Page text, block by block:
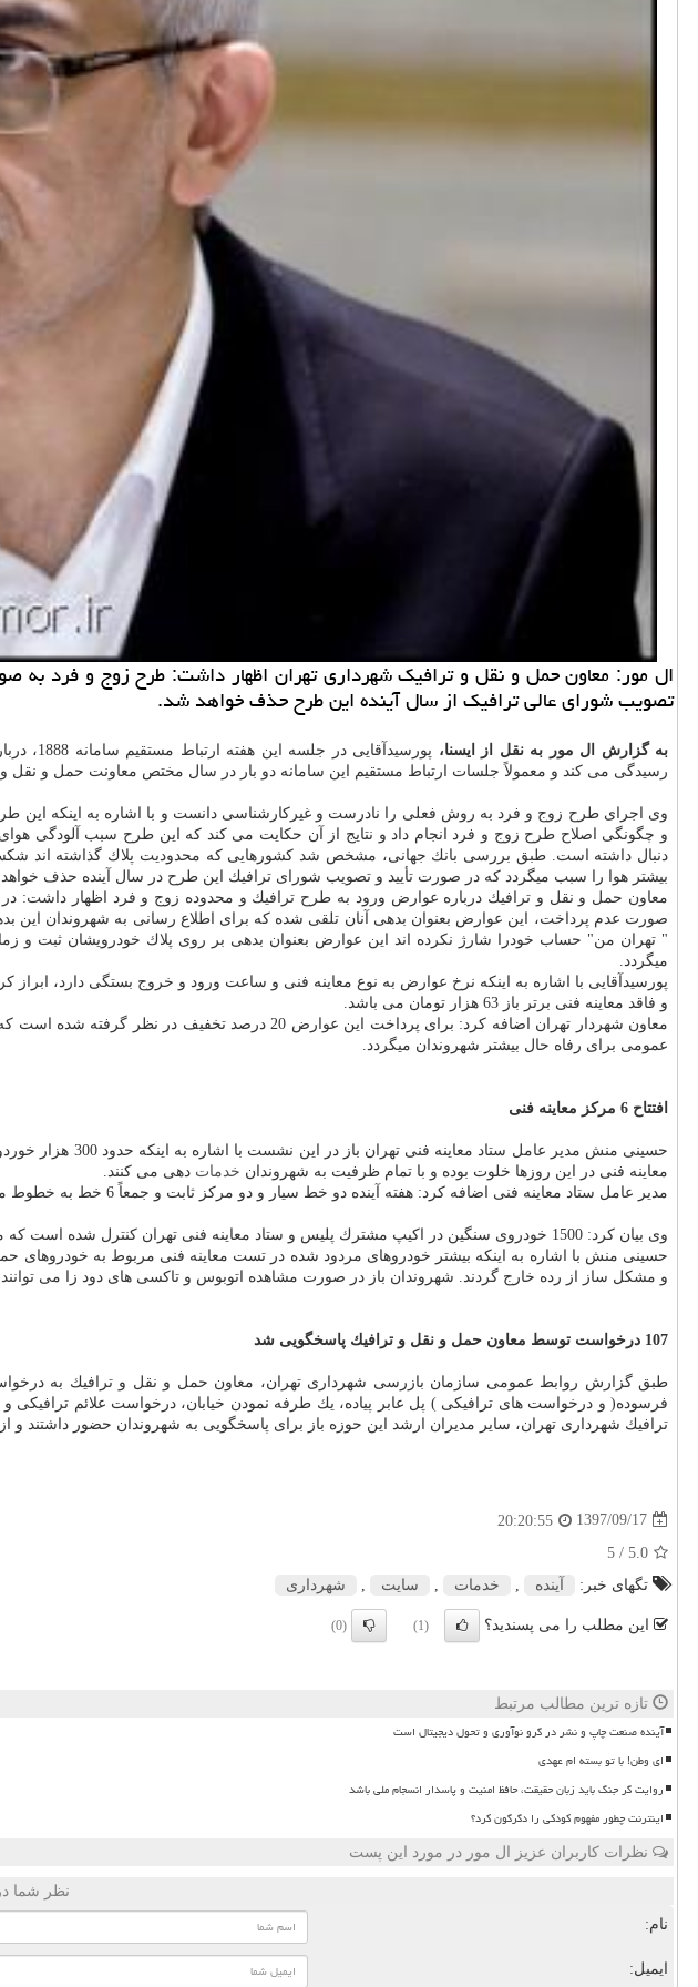
ال مور: معاون حمل و نقل و ترافیك شهرداری تهران اظهار داشت: طرح زوج و فرد
تصویب شورای عالی ترافیك از سال آینده این طرح حذف خواهد شد.
به گزارش ال مور به نقل از ایسنا،
رسیدگی می كند و معمولاً جلسات ارتباط مستقیم این سامانه دو بار در سال مختص معاونت حمل و نقل و
وی اجرای طرح زوج و فرد به روش فعلی را نادرست و غیركارشناسی دانست و با اشاره به اینكه این
و چگونگی اصلاح طرح زوج و فرد انجام داد و نتایج از آن حكایت می كند كه این طرح سبب آلودگی
دنبال داشته است. طبق بررسی بانك جهانی، مشخص شد كشورهایی كه محدودیت پلاك گذاشته اند
بیشتر هوا را سبب میگردد كه در صورت تأیید و تصویب شورای ترافیك این طرح در سال آینده حذف
معاون حمل و نقل و ترافیك درباره عوارض ورود به طرح ترافیك و محدوده زوج و فرد اظهار
صورت عدم پرداخت، این عوارض بعنوان بدهی آنان تلقی شده كه برای اطلاع رسانی به شهروندان
" تهران من" حساب خودرا شارژ نكرده اند این عوارض بعنوان بدهی بر روی پلاك خودرویشان ثبت و
میگردد.
و فاقد معاینه فنی برتر باز 63 هزار تومان می باشد.
معاون شهردار تهران اضافه كرد: برای پرداخت این
عمومی برای رفاه حال بیشتر شهروندان میگردد.
افتتاح 6 مركز معاینه فنی
معاینه فنی در این روزها خلوت بوده و با تمام ظرفیت به شهروندان خدمات دهی می كنند.
مدیر عامل ستاد معاینه فنی اضافه كرد: هفته آینده دو خط سیار و دو مركز ثابت و جمعاً 6 خط به خطوط معاینه فنی تهران اضافه خواهد شد كه با افتتاح این 6 خط، تعداد خطوط تهران به 50 عدد خواهد رسید.
وی بیان كرد: 1500 خودروی سنگین در اكیپ مشترك پلیس و ستاد معاینه فنی تهران كنترل شده است كه متأسفانه 26 درصد خودروها باوجود داشتن معاینه فنی در تست مجدد مردود شدند.
حسینی منش با اشاره به اینكه بیشتر خودروهای مردود شده در تست معاینه فنی مربوط به خودروهای
و مشكل ساز از رده خارج گردند. شهروندان باز در صورت مشاهده اتوبوس و تاكسی های دود زا می توانند آنرا به سامانه 1888
107 درخواست توسط معاون حمل و نقل و ترافیك پاسخگویی شد
فرسوده( و درخواست های ترافیكی ) پل عابر پیاده، یك طرفه نمودن خیابان، درخواست علائم
ترافیك شهرداری تهران، سایر مدیران ارشد این حوزه باز برای پاسخگویی به شهروندان حضور داشتند و از سایت دریافت
1397/09/17
20:20:55
5.0
/ 5
تگهای خبر:
آینده خدمات سایت شهرداری
این مطلب را می پسندید؟ (1)
(0)
تازه ترین مطالب مرتبط
آینده صنعت چاپ و نشر در گرو نوآوری و تحول دیجیتال است
ای وطن! با تو بسته ام عهدی
روایت گر جنگ باید زبان حقیقت، حافظ امنیت و پاسدار انسجام ملی باشد
اینترنت چطور مفهوم کودکی را دگرگون کرد؟
نظرات کاربران عزیز ال مور در مورد این پست
نظر شما
نام:
ایمیل: